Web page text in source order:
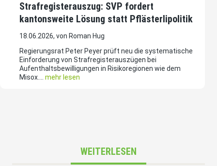
Strafregisterauszug: SVP fordert
kantonsweite Lösung statt Pflästerlipolitik
18.06.2026, von Roman Hug
Regierungsrat Peter Peyer prüft neu die systematische
Einforderung von Strafregisterauszügen bei
Aufenthaltsbewilligungen in Risikoregionen wie dem
Misox.... mehr lesen
WEITERLESEN